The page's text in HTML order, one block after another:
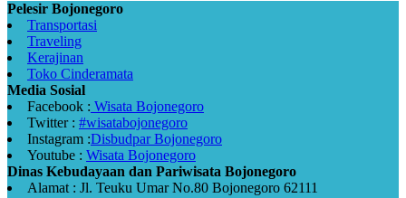
Pelesir Bojonegoro
Transportasi
Traveling
Kerajinan
Toko Cinderamata
Media Sosial
Facebook : Wisata Bojonegoro
Twitter : #wisatabojonegoro
Instagram :Disbudpar Bojonegoro
Youtube : Wisata Bojonegoro
Dinas Kebudayaan dan Pariwisata Bojonegoro
Alamat : Jl. Teuku Umar No.80 Bojonegoro 62111